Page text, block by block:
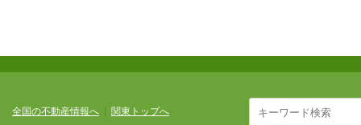
全国の不動産情報へ 関東トップへ